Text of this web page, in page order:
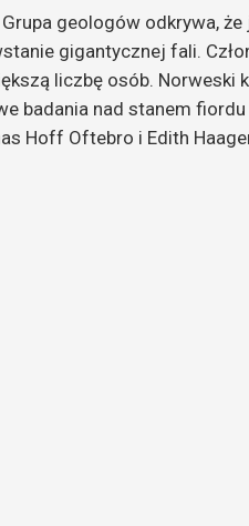
Grupa geologów odkrywa,
gigantycznej fali.
liczbę osób. Norweski
badania nad stanem fiordu
Hoff Oftebro i Edith